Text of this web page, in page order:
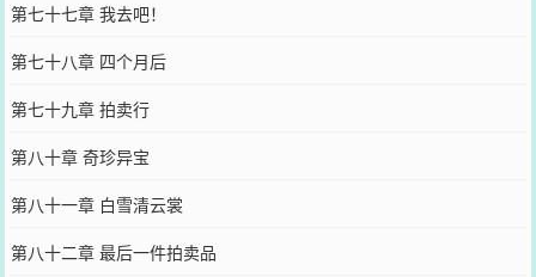
第七十七章 我去吧！
第七十八章 四个月后
第七十九章 拍卖行
第八十章 奇珍异宝
第八十一章 白雪清云裳
第八十二章 最后一件拍卖品